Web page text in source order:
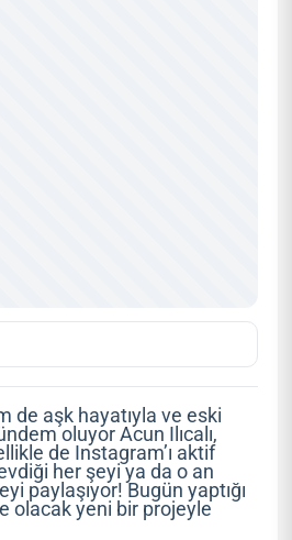
de aşk hayatıyla ve eski
oluyor Acun Ilıcalı,
de Instagram’ı aktif
her şeyi ya da o an
paylaşıyor! Bugün yaptığı
olacak yeni bir projeyle